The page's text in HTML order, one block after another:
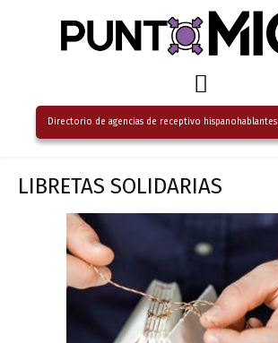
Directorio de agencias de receptivo hispanohablantes
LIBRETAS SOLIDARIAS